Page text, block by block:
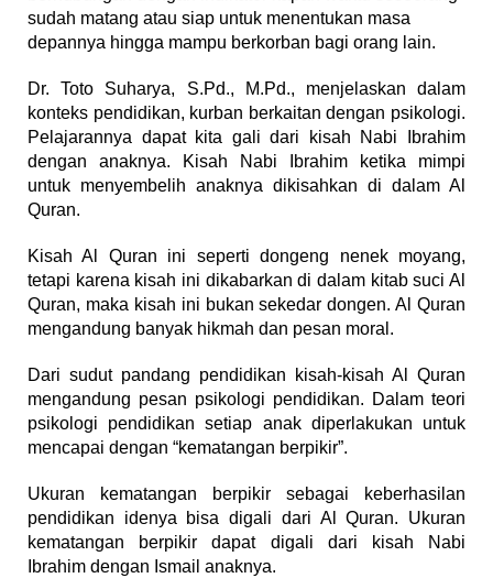
sudah matang atau siap untuk menentukan masa
depannya hingga mampu berkorban bagi orang lain.
Dr. Toto Suharya, S.Pd., M.Pd., menjelaskan dalam
konteks pendidikan, kurban berkaitan dengan psikologi.
Pelajarannya dapat kita gali dari kisah Nabi Ibrahim
dengan anaknya. Kisah Nabi Ibrahim ketika mimpi
untuk menyembelih anaknya dikisahkan di dalam Al
Quran.
Kisah Al Quran ini seperti dongeng nenek moyang,
tetapi karena kisah ini dikabarkan di dalam kitab suci Al
Quran, maka kisah ini bukan sekedar dongen. Al Quran
mengandung banyak hikmah dan pesan moral.
Dari sudut pandang pendidikan kisah-kisah Al Quran
mengandung pesan psikologi pendidikan. Dalam teori
psikologi pendidikan setiap anak diperlakukan untuk
mencapai dengan “kematangan berpikir”.
Ukuran kematangan berpikir sebagai keberhasilan
pendidikan idenya bisa digali dari Al Quran. Ukuran
kematangan berpikir dapat digali dari kisah Nabi
Ibrahim dengan Ismail anaknya.